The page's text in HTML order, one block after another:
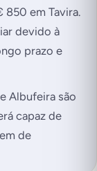
850 em Tavira.
devido à
prazo e
Albufeira são
capaz de
de